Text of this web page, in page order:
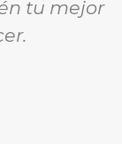
tu mejor